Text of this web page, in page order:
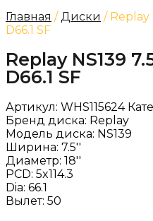
Главная /Диски / Replay
D66.1 SF
Replay NS139
D66.1 SF
Артикул: WHS115624
Бренд диска: Replay
Модель диска: NS139
Ширина: 7.5''
Диаметр: 18''
PCD: 5x114.3
Dia: 66.1
Вылет: 50